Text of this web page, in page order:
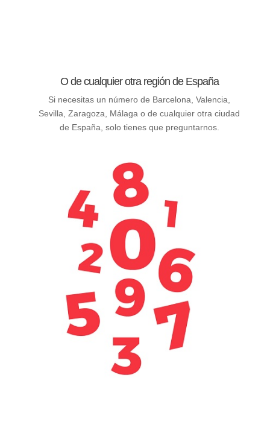
O de cualquier otra región de España
Si necesitas un número de Barcelona, Valencia,
Sevilla, Zaragoza, Málaga o de cualquier otra ciudad
de España, solo tienes que preguntarnos.